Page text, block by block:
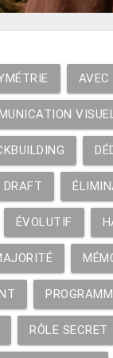
DRAFT
ÉVOLUTIF
RÔLE SECRET